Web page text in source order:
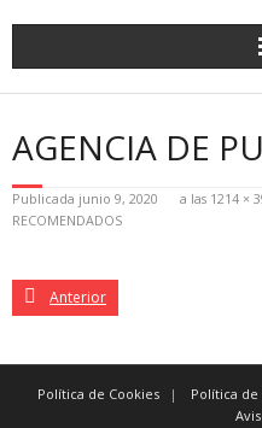
AGENCIA DE
Publicada junio 9, 2020 a las 1214 ×
RECOMENDADOS
Anterior
Política de Cookies Política de